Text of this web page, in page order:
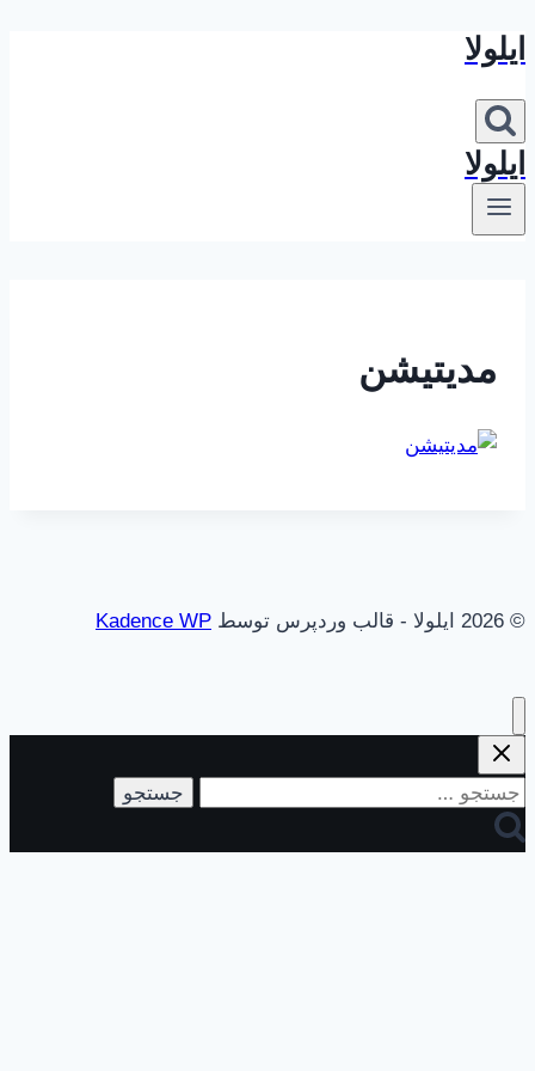
بازگشت
محتوا
ایلولا
ایلولا
مدیتیشن
© 2026 ایلولا - قالب وردپرس توسط Kadence WP
جستجو
برای: